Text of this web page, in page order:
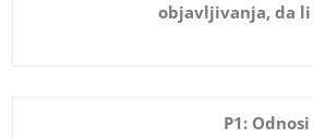
objavljivanja, da li
P1: